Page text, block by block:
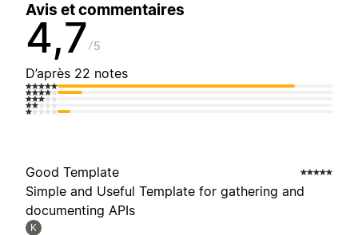
Avis et commentaires
4,7 5
D’après 22 notes
Good Template
Simple and Useful Template for gathering and
documenting APIs
K